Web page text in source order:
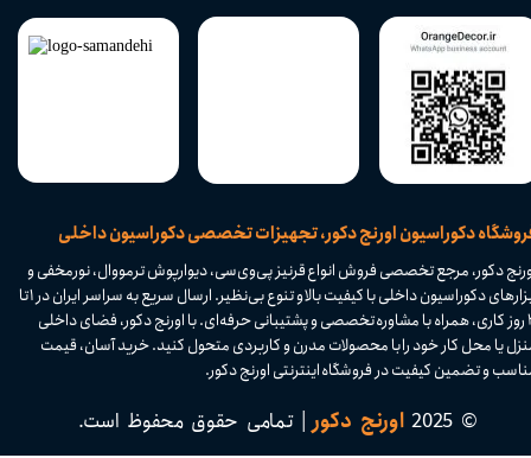
دکوراسیون اورنج دکور، تجهیزات تخصصی دکوراسیون داخلی
دکور، مرجع تخصصی فروش انواع قرنیز پی‌وی‌سی، دیوارپوش ترمووال، نورمخفی و
ابزارهای دکوراسیون داخلی با کیفیت بالا و تنوع بی‌نظیر. ارسال سریع به سراسر ایران در ۱ تا
۴ روز کاری، همراه با مشاوره تخصصی و پشتیبانی حرفه‌ای. با اورنج دکور، فضای داخلی
یا محل کار خود را با محصولات مدرن و کاربردی متحول کنید. خرید آسان، قیمت
و تضمین کیفیت در فروشگاه اینترنتی اورنج دکور.​​​​​​​
© 2025 اورنج دکور| تمامی حقوق محفوظ است.​​​​​​​